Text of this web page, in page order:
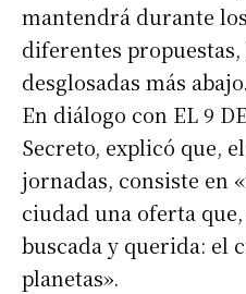
mantendrá durante
diferentes propuestas,
desglosadas más abajo.
En diálogo con EL 9
Secreto, explicó que,
jornadas, consiste en
ciudad una oferta
buscada y querida: el
planetas».